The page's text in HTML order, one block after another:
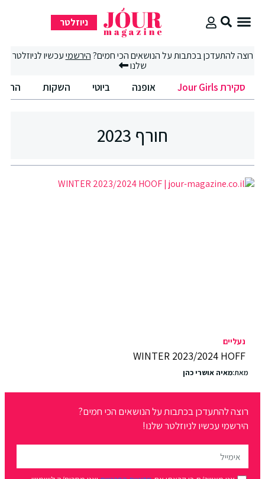
ניוזלטר
רוצה להתעדכן בכתבות על הנושאים הכי חמים?הירשמיעכשיו לניוזלטר
שלנו
סקירת Jour Girls אופנה ביוטי השקות
חורף 2023
נעליים
WINTER 2023/2024 HOFF
מאת:מאיה אושרי כהן
רוצה להתעדכן בכתבות על הנושאים הכי חמים?
הירשמי עכשיו לניוזלטר שלנו!